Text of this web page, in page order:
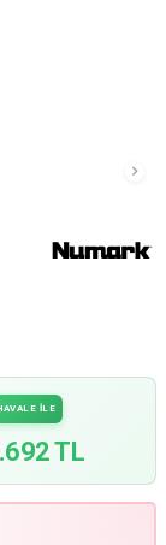
İLE
TL